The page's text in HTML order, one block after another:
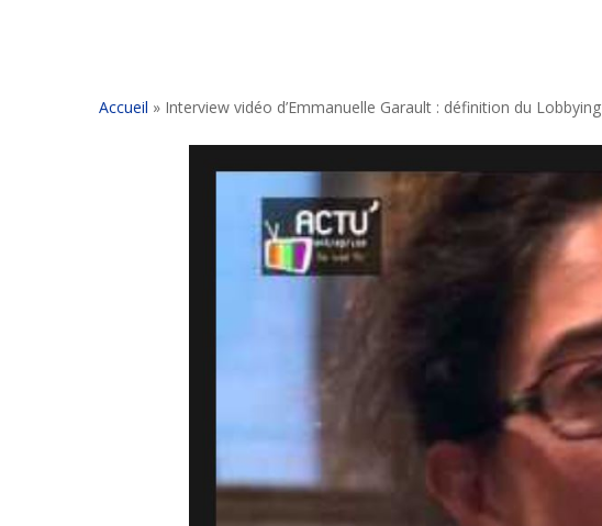
Accueil » Interview vidéo d’Emmanuelle Garault : définition du Lobbying